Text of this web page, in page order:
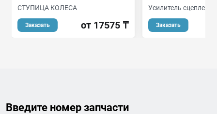
СТУПИЦА КОЛЕСА
Заказать от 17575 ₸
Усилитель сцепления
Заказать
Введите номер запчасти